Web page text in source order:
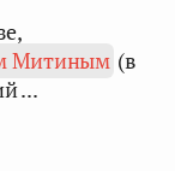
Митиным (в
...